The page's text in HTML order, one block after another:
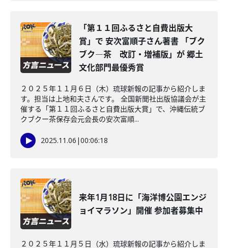
「第１１回ふるさと自費出版大
賞」で 安次富順子さん著書 「ブク
ブク―茶 改訂・増補版」が 郷土
文化部門最優秀賞
２０２５年１１月６日（木）琉球新報の記事から紹介しま
す。担当は上地和夫さんです。 全国新聞社出版協議会が主
催する「第１１回ふるさと自費出版大賞」で、沖縄伝統ブ
クブクー茶保存会元会長の安次富順...
2025.11.06 |00:06:18
来年1月18日に「海洋博公園エンジ
ョイマラソン」開催 参加者募集中
２０２５年１１月５日（水）琉球新報の記事から紹介しま